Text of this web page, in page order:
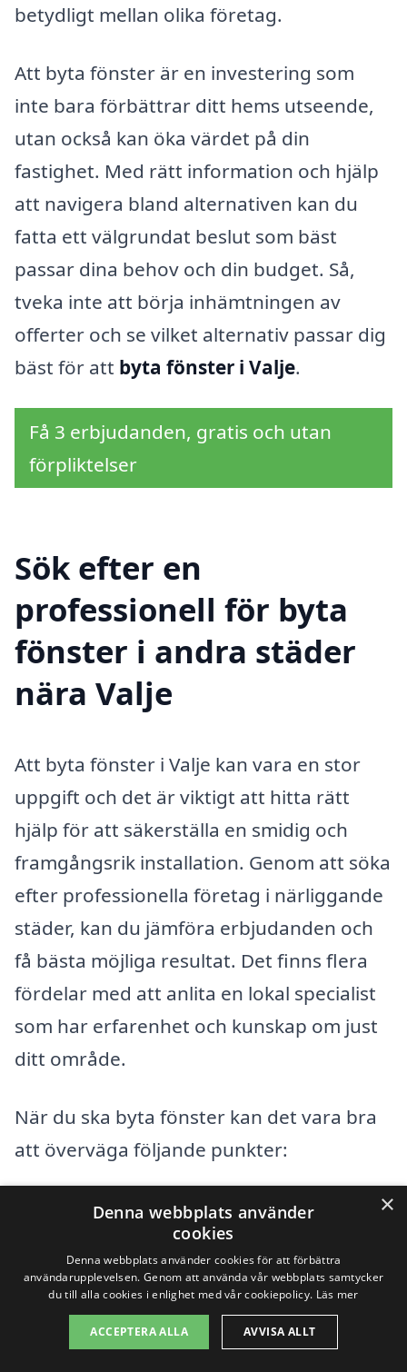
betydligt mellan olika företag.
Att byta fönster är en investering som
inte bara förbättrar ditt hems utseende,
utan också kan öka värdet på din
fastighet. Med rätt information och hjälp
att navigera bland alternativen kan du
fatta ett välgrundat beslut som bäst
passar dina behov och din budget. Så,
tveka inte att börja inhämtningen av
offerter och se vilket alternativ passar dig
bäst för att byta fönster i Valje.
Få 3 erbjudanden, gratis och utan
förpliktelser
Sök efter en
professionell för byta
fönster i andra städer
nära Valje
Att byta fönster i Valje kan vara en stor
uppgift och det är viktigt att hitta rätt
hjälp för att säkerställa en smidig och
framgångsrik installation. Genom att söka
efter professionella företag i närliggande
städer, kan du jämföra erbjudanden och
få bästa möjliga resultat. Det finns flera
fördelar med att anlita en lokal specialist
som har erfarenhet och kunskap om just
ditt område.
När du ska byta fönster kan det vara bra
att överväga följande punkter:
Erfarenhet: Se till att företaget har
erfarenhet av att byta fönster.
Kundrecensioner: Kolla vad tidigare
kunder säger om sina upplevelser.
×
Denna webbplats använder
cookies
Denna webbplats använder cookies för att förbättra
användarupplevelsen. Genom att använda vår webbplats samtycker
du till alla cookies i enlighet med vår cookiepolicy. Läs mer
ACCEPTERA ALLA AVVISA ALLT